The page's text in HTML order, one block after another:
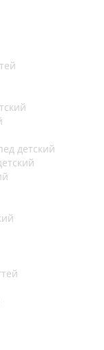
детский